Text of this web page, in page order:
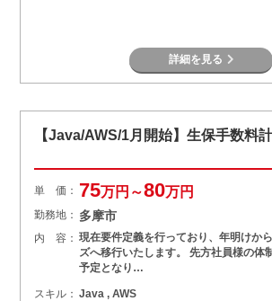
詳細を見る
【Java/AWS/1月開始】生保手数料
単 価： 75万円～80万円
勤務地： 多摩市
内 容： 現在要件定義を行っており、年明けか
ズへ移行いたします。 先方社員様の体
予定となり…
スキル： Java , AWS